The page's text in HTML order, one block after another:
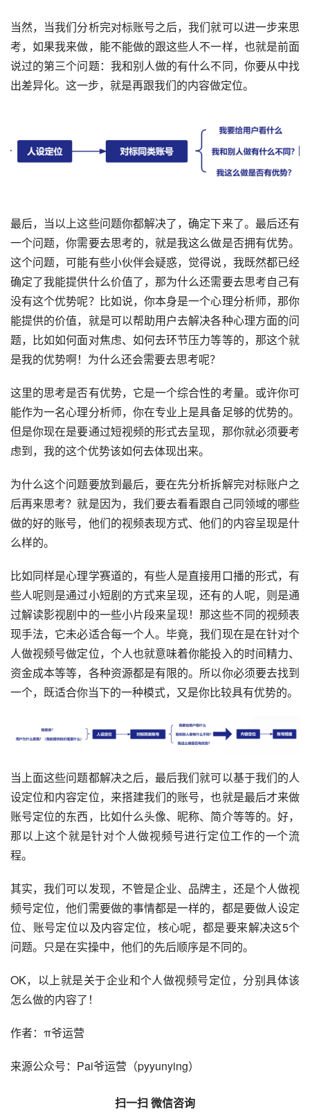
当然，当我们分析完对标账号之后，我们就可以进一步来思
考，如果我来做，能不能做的跟这些人不一样，也就是前面
说过的第三个问题：我和别人做的有什么不同，你要从中找
出差异化。这一步，就是再跟我们的内容做定位。
最后，当以上这些问题你都解决了，确定下来了。最后还有
一个问题，你需要去思考的，就是我这么做是否拥有优势。
这个问题，可能有些小伙伴会疑惑，觉得说，我既然都已经
确定了我能提供什么价值了，那为什么还需要去思考自己有
没有这个优势呢？比如说，你本身是一个心理分析师，那你
能提供的价值，就是可以帮助用户去解决各种心理方面的问
题，比如如何面对焦虑、如何去环节压力等等的，那这个就
是我的优势啊！为什么还会需要去思考呢？
这里的思考是否有优势，它是一个综合性的考量。或许你可
能作为一名心理分析师，你在专业上是具备足够的优势的。
但是你现在是要通过短视频的形式去呈现，那你就必须要考
虑到，我的这个优势该如何去体现出来。
为什么这个问题要放到最后，要在先分析拆解完对标账户之
后再来思考？就是因为，我们要去看看跟自己同领域的哪些
做的好的账号，他们的视频表现方式、他们的内容呈现是什
么样的。
比如同样是心理学赛道的，有些人是直接用口播的形式，有
些人呢则是通过小短剧的方式来呈现，还有的人呢，则是通
过解读影视剧中的一些小片段来呈现！那这些不同的视频表
现手法，它未必适合每一个人。毕竟，我们现在是在针对个
人做视频号做定位，个人也就意味着你能投入的时间精力、
资金成本等等，各种资源都是有限的。所以你必须要去找到
一个，既适合你当下的一种模式，又是你比较具有优势的。
当上面这些问题都解决之后，最后我们就可以基于我们的人
设定位和内容定位，来搭建我们的账号，也就是最后才来做
账号定位的东西，比如什么头像、昵称、简介等等的。好，
那以上这个就是针对个人做视频号进行定位工作的一个流
程。
其实，我们可以发现，不管是企业、品牌主，还是个人做视
频号定位，他们需要做的事情都是一样的，都是要做人设定
位、账号定位以及内容定位，核心呢，都是要来解决这5个
问题。只是在实操中，他们的先后顺序是不同的。
OK，以上就是关于企业和个人做视频号定位，分别具体该
怎么做的内容了！
作者：π爷运营
来源公众号：Pai爷运营（pyyunying）
扫一扫 微信咨询